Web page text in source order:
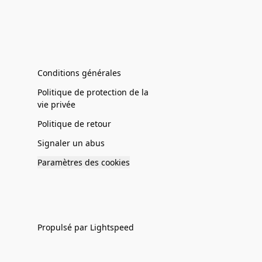
Conditions générales
Politique de protection de la
vie privée
Politique de retour
Signaler un abus
Paramètres des cookies
Propulsé par Lightspeed